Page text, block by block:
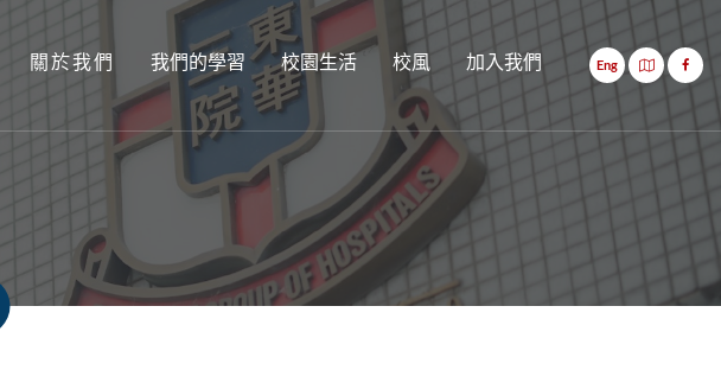
關於我們 我們的學習 校園生活 校風 加入我們 Eng